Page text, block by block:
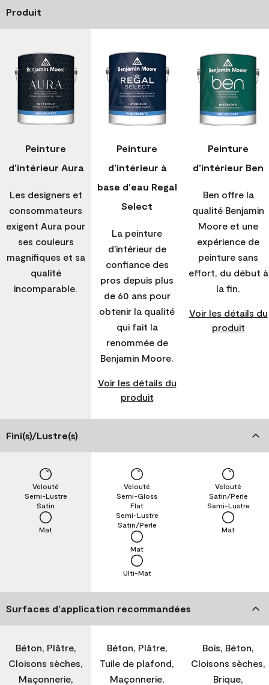
Produit
Peinture
d'intérieur Aura
Les designers et
consommateurs
exigent Aura pour
ses couleurs
magnifiques et sa
qualité
incomparable.
Peinture
d’intérieur à
base d'eau Regal
Select
La peinture
d'intérieur de
confiance des
pros depuis plus
de 60 ans pour
obtenir la qualité
qui fait la
renommée de
Benjamin Moore.
Voir les détails du
produit
Peinture
d'intérieur Ben
Ben offre la
qualité Benjamin
Moore et une
expérience de
peinture sans
effort, du début à
la fin.
Voir les détails du
produit
Fini(s)/Lustre(s)
Mat
Satin
Semi-Lustre
Velouté
Ulti-Mat
Mat
Satin/Perle
Semi-Lustre
Flat
Semi-Gloss
Velouté
Mat
Semi-Lustre
Satin/Perle
Velouté
Surfaces d’application recommandées
Béton, Plâtre,
Cloisons sèches,
Maçonnerie,
Béton, Plâtre,
Tuile de plafond,
Maçonnerie,
Bois, Béton,
Cloisons sèches,
Brique,